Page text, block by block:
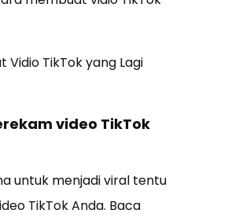
video TikTok
untuk menjadi viral tentu
TikTok Anda. Baca